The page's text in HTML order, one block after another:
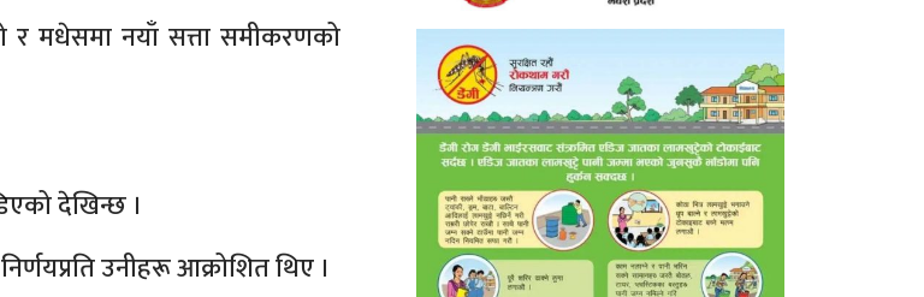
र मधेसमा नयाँ सत्ता समीकरणको
देखिन्छ ।
उनीहरू आक्रोशित थिए ।